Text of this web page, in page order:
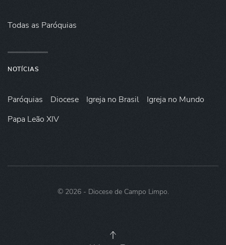
Todas as Paróquias
NOTÍCIAS
Paróquias Diocese Igreja no Brasil
Igreja no Mundo
Papa Leão XIV
© 2026- Diocese de Campo Limpo.